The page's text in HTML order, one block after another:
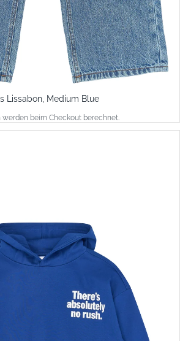
Lissabon, Medium Blue
werden beim Checkout berechnet.